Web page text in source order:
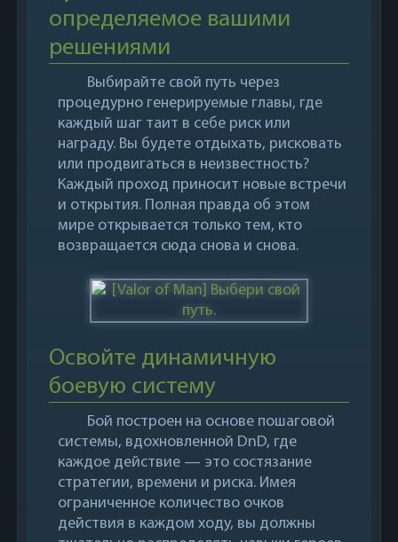
определяемое вашими
решениями
Выбирайте свой путь через
процедурно генерируемые главы, где
каждый шаг таит в себе риск или
награду. Вы будете отдыхать, рисковать
или продвигаться в неизвестность?
Каждый проход приносит новые встречи
и открытия. Полная правда об этом
мире открывается только тем, кто
возвращается сюда снова и снова.
Освойте динамичную
боевую систему
Бой построен на основе пошаговой
системы, вдохновленной DnD, где
каждое действие — это состязание
стратегии, времени и риска. Имея
ограниченное количество очков
действия в каждом ходу, вы должны